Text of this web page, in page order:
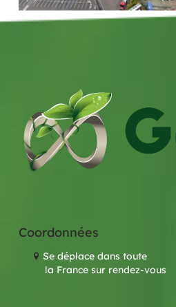
Coordonnées
Se déplace dans toute
la France sur rendez-vous